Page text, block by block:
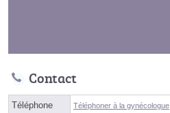
Contact
Téléphone Téléphoner à la gynécologue